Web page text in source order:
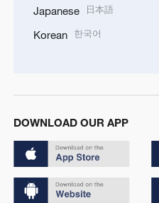
Japanese 日本語
Korean 한국어
DOWNLOAD OUR APP